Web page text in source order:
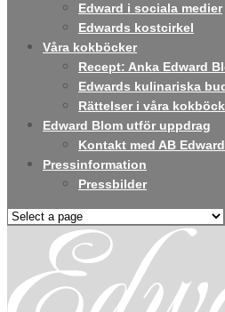
Edward i sociala medier
Edwards kostcirkel
Våra kokböcker
Recept: Anka Edward
Edwards kulinariska
Rättelser i våra
Edward Blom utför uppdrag
Kontakt med AB
Pressinformation
Pressbilder